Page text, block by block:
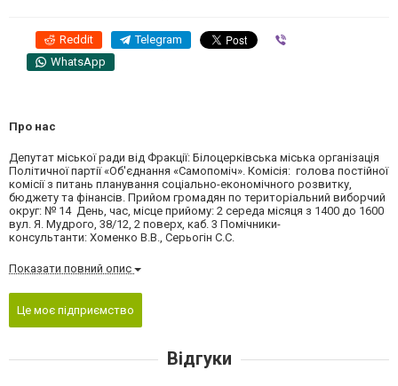
Reddit Telegram
WhatsApp
Про нас
Депутат міської ради від Фракції: Білоцерківська міська організація
Політичної партії «Об'єднання «Самопоміч». Комісія: голова постійної
комісії з питань планування соціально-економічного розвитку,
бюджету та фінансів. Прийом громадян по територіальний виборчий
округ: № 14 День, час, місце прийому: 2 середа місяця з 1400 до 1600
вул. Я. Мудрого, 38/12, 2 поверх, каб. 3 Помічники-
консультанти: Хоменко В.В., Серьогін С.С.
Показати повний опис
Це моє підприємство
Відгуки